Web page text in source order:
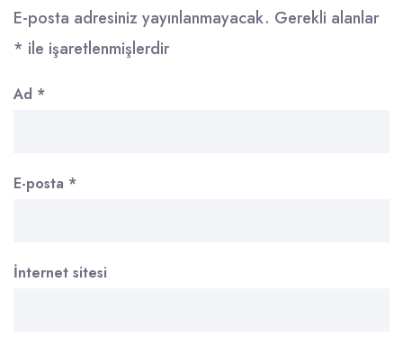
E-posta adresiniz yayınlanmayacak. Gerekli alanlar
* ile işaretlenmişlerdir
Ad *
E-posta *
İnternet sitesi